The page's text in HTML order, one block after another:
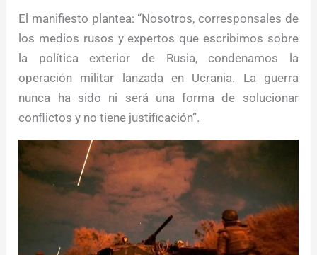
El manifiesto plantea: “Nosotros, corresponsales de
los medios rusos y expertos que escribimos sobre
la política exterior de Rusia, condenamos la
operación militar lanzada en Ucrania. La guerra
nunca ha sido ni será una forma de solucionar
conflictos y no tiene justificación”.